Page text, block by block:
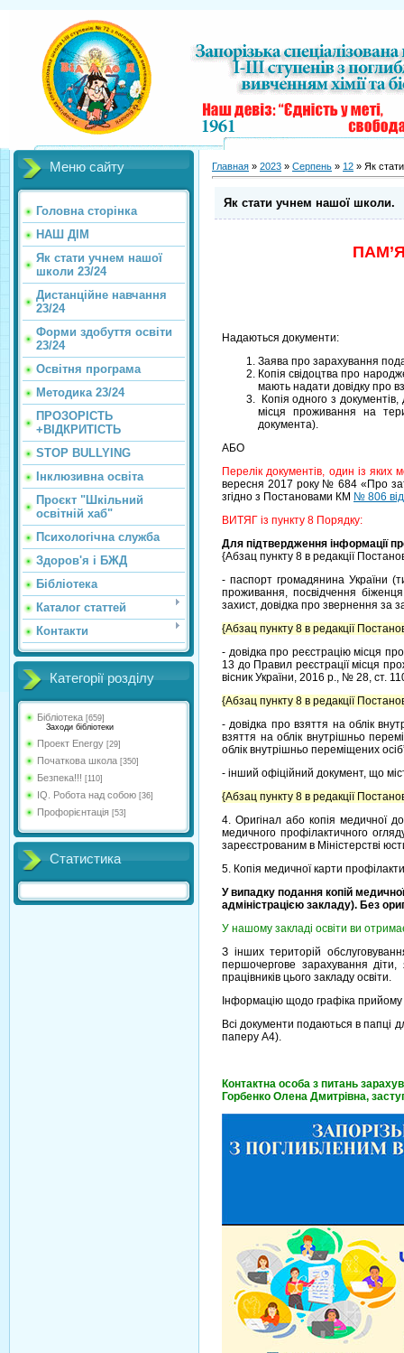
Меню сайту
Головна сторінка
НАШ ДІМ
Як стати учнем нашої
школи 23/24
Дистанційне навчання
23/24
Форми здобуття освіти
23/24
Освітня програма
Методика 23/24
ПРОЗОРІСТЬ
+ВІДКРИТІСТЬ
STOP BULLYING
Інклюзивна освіта
Проєкт "Шкільний
освітній хаб"
Психологічна служба
Здоров'я і БЖД
Бібліотека
Каталог статтей
Контакти
Категорії розділу
Бібліотека [659]
Заходи бібліотеки
Проект Energy [29]
Початкова школа [350]
Безпека!!! [110]
IQ. Робота над собою [36]
Профорієнтація [53]
Статистика
Главная » 2023 » Серпень » 12 » Як
Як стати учнем нашої школи.
Надаються документи:
Заява про зарахування
Копія свідоцтва про
мають надати довідку про
Копія одного з
місця проживання на
документа).
АБО
Перелік документів, один із
вересня 2017 року № 684 «Про
згідно з Постановами КМ № 806
ВИТЯГ із пункту 8 Порядку:
Для підтвердження інформації
{Абзац пункту 8 в редакції
- паспорт громадянина України
проживання, посвідчення
захист, довідка про звернення за
{Абзац пункту 8 в редакції
- довідка про реєстрацію місця
13 до Правил реєстрації місця
вісник України, 2016 р., № 28, ст.
{Абзац пункту 8 в редакції
- довідка про взяття на облік
взяття на облік внутрішньо
облік внутрішньо переміщених
- інший офіційний документ, що
{Абзац пункту 8 в редакції
4. Оригінал або копія медичної
медичного профілактичного
зареєстрованим в Міністерстві
5. Копія медичної карти
У випадку подання копій
адміністрацією закладу). Без
У нашому закладі освіти ви
З інших територій
першочергове зарахування
працівників цього закладу освіти.
Інформацію щодо графіка прийому
Всі документи подаються в папці
паперу А4).
Контактна особа з питань
Горбенко Олена Дмитрівна,